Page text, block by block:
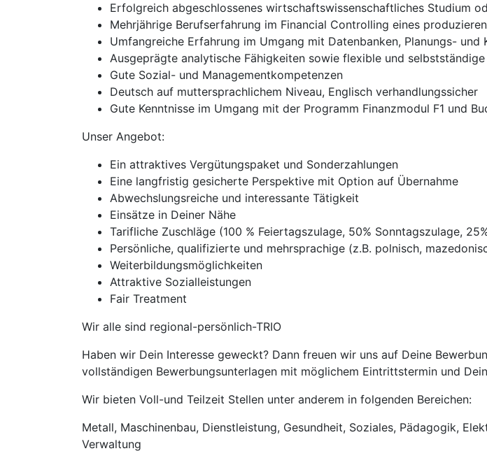
Erfolgreich abgeschlossenes wirtschaftswissenschaftliches Studium
Mehrjährige Berufserfahrung im Financial Controlling eines
Umfangreiche Erfahrung im Umgang mit Datenbanken, Planungs- und
Ausgeprägte analytische Fähigkeiten sowie flexible und
Gute Sozial- und Managementkompetenzen
Deutsch auf muttersprachlichem Niveau, Englisch verhandlungssicher
Gute Kenntnisse im Umgang mit der Programm Finanzmodul F1 und
Unser Angebot:
Ein attraktives Vergütungspaket und Sonderzahlungen
Eine langfristig gesicherte Perspektive mit Option auf Übernahme
Abwechslungsreiche und interessante Tätigkeit
Einsätze in Deiner Nähe
Tarifliche Zuschläge (100 % Feiertagszulage, 50% Sonntagszulage,
Persönliche, qualifizierte und mehrsprachige (z.B. polnisch,
Weiterbildungsmöglichkeiten
Attraktive Sozialleistungen
Fair Treatment
Wir alle sind regional-persönlich-TRIO
Haben wir Dein Interesse geweckt? Dann freuen wir uns auf Deine
vollständigen Bewerbungsunterlagen mit möglichem Eintrittstermin und
Wir bieten Voll-und Teilzeit Stellen unter anderem in folgenden Bereichen:
Metall, Maschinenbau, Dienstleistung, Gesundheit, Soziales, Pädagogik,
Verwaltung